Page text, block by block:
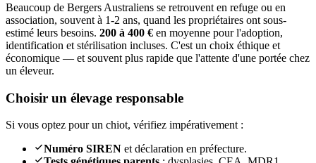
Beaucoup de Bergers Australiens se retrouvent en refuge ou en
association, souvent à 1-2 ans, quand les propriétaires ont sous-
estimé leurs besoins. 200 à 400 € en moyenne pour l'adoption,
identification et stérilisation incluses. C'est un choix éthique et
économique — et souvent plus rapide que l'attente d'une portée chez
un éleveur.
Choisir un élevage responsable
Si vous optez pour un chiot, vérifiez impérativement :
Numéro SIREN et déclaration en préfecture.